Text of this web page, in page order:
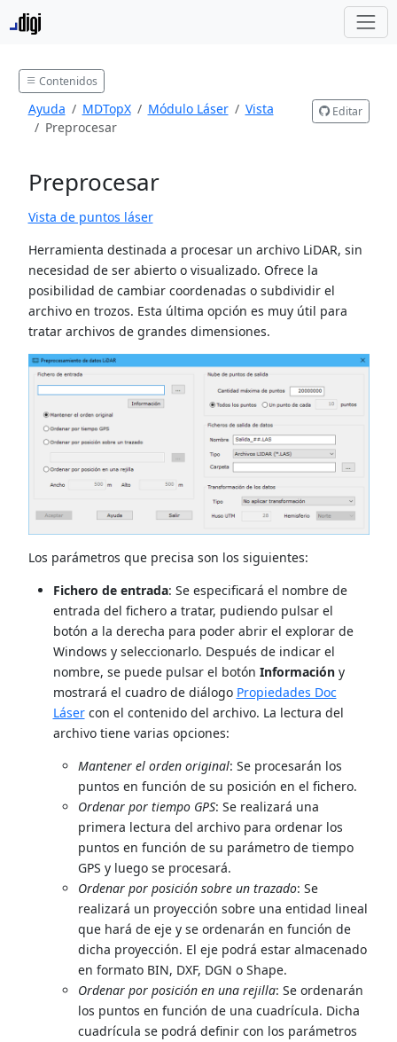
Contenidos
Ayuda MDTopX Módulo Láser
Vista
Preprocesar
Editar
Preprocesar
Vista de puntos láser
Herramienta destinada a procesar un archivo LiDAR, sin
necesidad de ser abierto o visualizado. Ofrece la
posibilidad de cambiar coordenadas o subdividir el
archivo en trozos. Esta última opción es muy útil para
tratar archivos de grandes dimensiones.
Los parámetros que precisa son los siguientes:
Fichero de entrada: Se especificará el nombre de
entrada del fichero a tratar, pudiendo pulsar el
botón a la derecha para poder abrir el explorar de
Windows y seleccionarlo. Después de indicar el
nombre, se puede pulsar el botón Informacióny
mostrará el cuadro de diálogo Propiedades Doc
Lásercon el contenido del archivo. La lectura del
archivo tiene varias opciones:
Mantener el orden original: Se procesarán los
puntos en función de su posición en el fichero.
Ordenar por tiempo GPS: Se realizará una
primera lectura del archivo para ordenar los
puntos en función de su parámetro de tiempo
GPS y luego se procesará.
Ordenar por posición sobre un trazado: Se
realizará un proyección sobre una entidad lineal
que hará de eje y se ordenarán en función de
dicha proyección. El eje podrá estar almacenado
en formato BIN, DXF, DGN o Shape.
Ordenar por posición en una rejilla: Se ordenarán
los puntos en función de una cuadrícula. Dicha
cuadrícula se podrá definir con los parámetros